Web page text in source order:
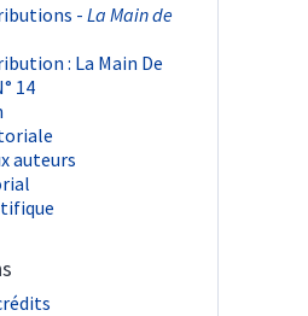
- La Main de
: La Main De
14
auteurs